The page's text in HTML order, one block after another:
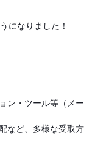
になりました！
ン・ツール等（メー
など、多様な受取方